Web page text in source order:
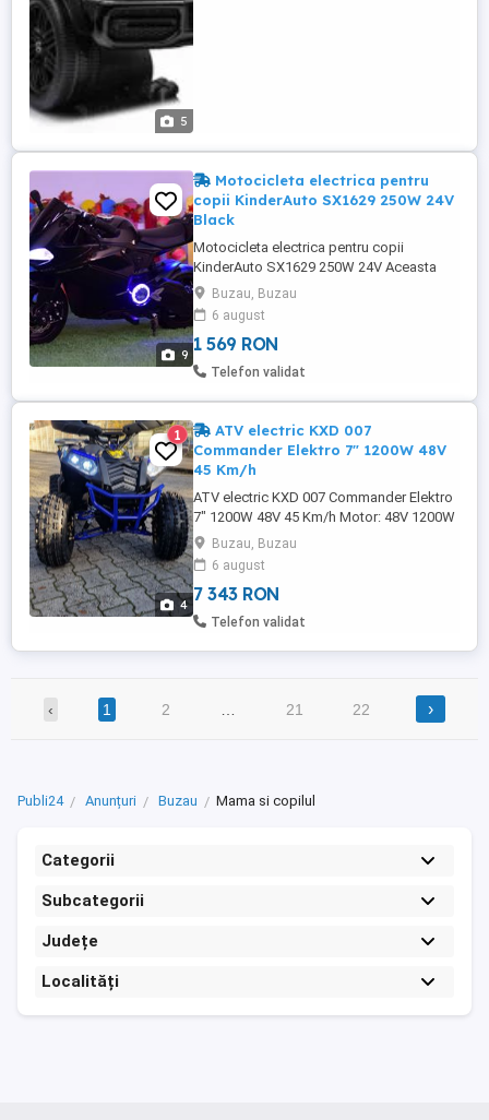
5
9
Motocicleta electrica pentru
copii KinderAuto SX1629 250W 24V
Black
Motocicleta electrica pentru copii
KinderAuto SX1629 250W 24V Aceasta
Motocicleta KinderAuto SX1629 este
primul pas important pentru copiulul
Dumenavoastra in descoperirea pasiuni
pentru motociclete sport. Este o
motocicleta electrica, sigura, cu motor de
de ...
Buzau, Buzau
6 august
1 569 RON
Telefon validat
4
1
ATV electric KXD 007
Commander Elektro 7" 1200W 48V
45 Km/h
ATV electric KXD 007 Commander Elektro
7" 1200W 48V 45 Km/h Motor: 48V 1200W
DC fără perii (cu diferențial) Specificatii
tehnice: Baterie: 48V 20Ah Timp de
încărcare: aproximativ 7-8 ore Timp de
funcționare: 45-60 minute. Comutator
pentru schimbarea sensului de mers
Buzau, Buzau
6 august
7 343 RON
Telefon validat
‹ 1 2 21 22 ›
Publi24 Anunțuri Buzau Mama si copilul
Categorii
Subcategorii
Județe
Localități